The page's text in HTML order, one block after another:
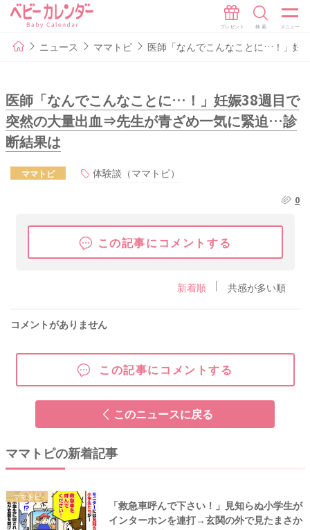
ニュース ママトピ 医師「なんでこんなことに…！」妊
医師「なんでこんなことに…！」妊娠38週目で
突然の大量出血⇒先生が青ざめ一気に緊迫…診
断結果は
ママトピ 体験談（ママトピ）
0
この記事にコメントする
新着順 共感が多い順
コメントがありません
この記事にコメントする
このニュースに戻る
ママトピの新着記事
ママトピ
「救急車呼んで下さい！」見知らぬ小学生が
インターホンを連打→玄関の外で見たまさか